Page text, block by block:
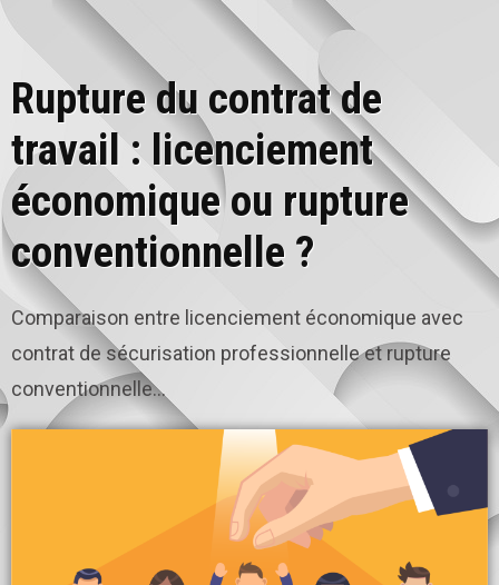
Rupture du contrat de
travail : licenciement
économique ou rupture
conventionnelle ?
Comparaison entre licenciement économique avec
contrat de sécurisation professionnelle et rupture
conventionnelle...